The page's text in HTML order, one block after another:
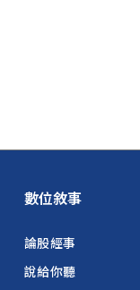
數位敘事
論股經事
說給你聽